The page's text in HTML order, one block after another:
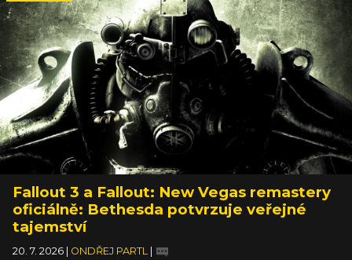
Fallout 3 a Fallout: New Vegas remastery
oficiálně: Bethesda potvrzuje veřejné
tajemství
20. 7. 2026 ONDŘEJ PARTL